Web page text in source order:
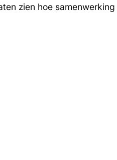
zien hoe samenwerking